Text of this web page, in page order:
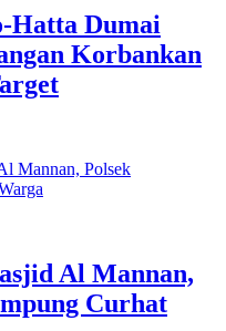
Hatta Dumai
Korbankan
Al Mannan,
Curhat